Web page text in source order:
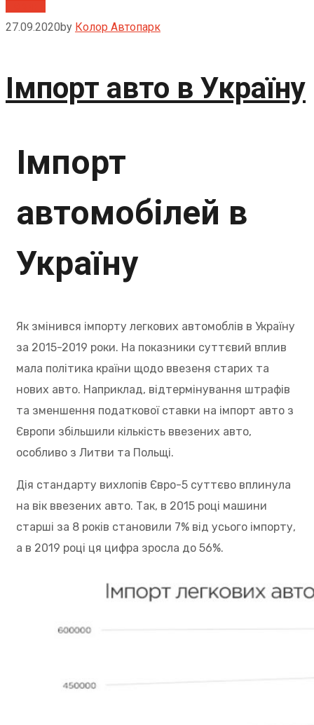
27.09.2020by Колор Автопарк
Імпорт авто в Україну
Імпорт
автомобілей в
Україну
Як змінився імпорту легкових автомоблів в Україну
за 2015-2019 роки. На показники суттєвий вплив
мала політика країни щодо ввезеня старих та
нових авто. Наприклад, відтермінування штрафів
та зменшення податкової ставки на імпорт авто з
Європи збільшили кількість ввезених авто,
особливо з Литви та Польщі.
Дія стандарту вихлопів Євро-5 суттєво вплинула
на вік ввезених авто. Так, в 2015 році машини
старші за 8 років становили 7% від усього імпорту,
а в 2019 році ця цифра зросла до 56%.